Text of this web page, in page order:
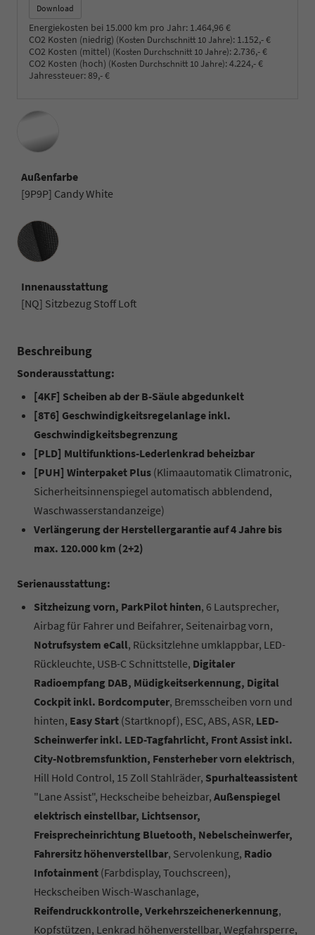
Download
Energiekosten bei 15.000 km pro Jahr: 1.464,96 €
CO2 Kosten (niedrig) (Kosten Durchschnitt 10 Jahre): 1.152,- €
CO2 Kosten (mittel) (Kosten Durchschnitt 10 Jahre): 2.736,- €
CO2 Kosten (hoch) (Kosten Durchschnitt 10 Jahre):4.224,- €
Jahressteuer:89,- €
Außenfarbe
[9P9P] Candy White
Innenausstattung
Innenausstattung
[NQ] Sitzbezug Stoff Loft
Beschreibung
Sonderausstattung:
[4KF] Scheiben ab der B-Säule abgedunkelt
[8T6] Geschwindigkeitsregelanlage inkl.
Geschwindigkeitsbegrenzung
[PLD] Multifunktions-Lederlenkrad beheizbar
[PUH] Winterpaket Plus (Klimaautomatik Climatronic,
Sicherheitsinnenspiegel automatisch abblendend,
Waschwasserstandanzeige)
Verlängerung der Herstellergarantie auf 4 Jahre bis
max. 120.000 km (2+2)
Serienausstattung:
Sitzheizung vorn, ParkPilot hinten, 6 Lautsprecher,
Airbag für Fahrer und Beifahrer, Seitenairbag vorn,
Notrufsystem eCall, Rücksitzlehne umklappbar, LED-
Rückleuchte, USB-C Schnittstelle, Digitaler
Radioempfang DAB, Müdigkeitserkennung, Digital
Cockpit inkl. Bordcomputer, Bremsscheiben vorn und
hinten, Easy Start (Startknopf), ESC, ABS, ASR, LED-
Scheinwerfer inkl. LED-Tagfahrlicht, Front Assist inkl.
City-Notbremsfunktion, Fensterheber vorn elektrisch,
Hill Hold Control, 15 Zoll Stahlräder, Spurhalteassistent
"Lane Assist", Heckscheibe beheizbar, Außenspiegel
elektrisch einstellbar, Lichtsensor,
Freisprecheinrichtung Bluetooth, Nebelscheinwerfer,
Fahrersitz höhenverstellbar, Servolenkung, Radio
Infotainment (Farbdisplay, Touchscreen),
Heckscheiben Wisch-Waschanlage,
Reifendruckkontrolle, Verkehrszeichenerkennung,
Kopfstützen, Lenkrad höhenverstellbar, Wegfahrsperre,